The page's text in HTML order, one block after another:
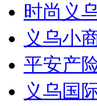
时尚义
义乌小
平安产
义乌国